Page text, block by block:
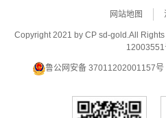
网站地图
Copyright 2021 by CP sd-gold.All Rights
12003551
鲁公网安备 37011202001157号